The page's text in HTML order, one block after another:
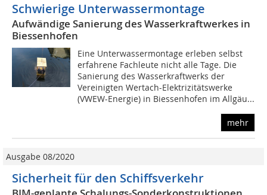
Schwierige Unterwassermontage
Aufwändige Sanierung des Wasserkraftwerkes in
Biessenhofen
Eine Unterwassermontage erleben selbst
erfahrene Fachleute nicht alle Tage. Die
Sanierung des Wasserkraftwerks der
Vereinigten Wertach-Elektrizitätswerke
(VWEW-Energie) in Biessenhofen im Allgäu...
mehr
Ausgabe 08/2020
Sicherheit für den Schiffsverkehr